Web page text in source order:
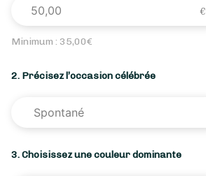
Minimum : 35,00€
2. Précisez l’occasion célébrée
3. Choisissez une couleur dominante